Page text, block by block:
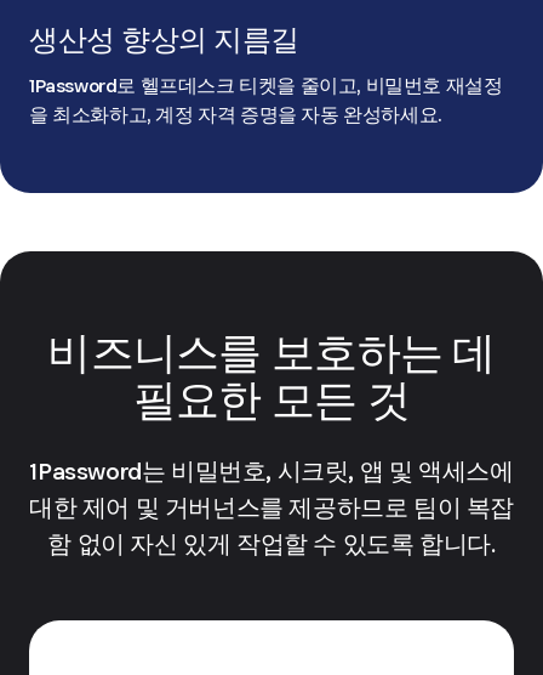
생산성 향상의 지름길
1Password로 헬프데스크 티켓을 줄이고, 비밀번호 재설정
을 최소화하고, 계정 자격 증명을 자동 완성하세요.
비즈니스를 보호하는 데
필요한 모든 것
1Password는 비밀번호, 시크릿, 앱 및 액세스에
대한 제어 및 거버넌스를 제공하므로 팀이 복잡
함 없이 자신 있게 작업할 수 있도록 합니다.